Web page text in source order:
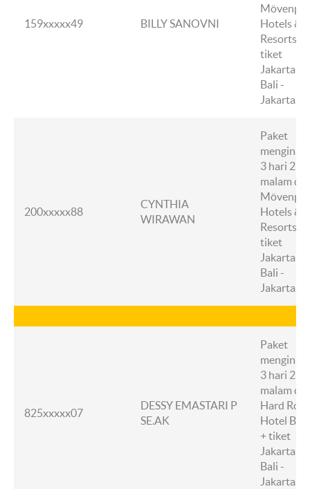
159xxxxx49 BILLY SANOVNI
Hotels &
Resorts +
tiket
Jakarta -
Bali -
Jakarta.
200xxxxx88
CYNTHIA
WIRAWAN
Paket
menginap
3 hari 2
malam di
Hotels &
Resorts +
tiket
Jakarta -
Bali -
Jakarta.
825xxxxx07
DESSY EMASTARI P
SE.AK
Paket
menginap
3 hari 2
malam di
Hard Rock
Hotel Bali
+ tiket
Jakarta -
Bali -
Jakarta.